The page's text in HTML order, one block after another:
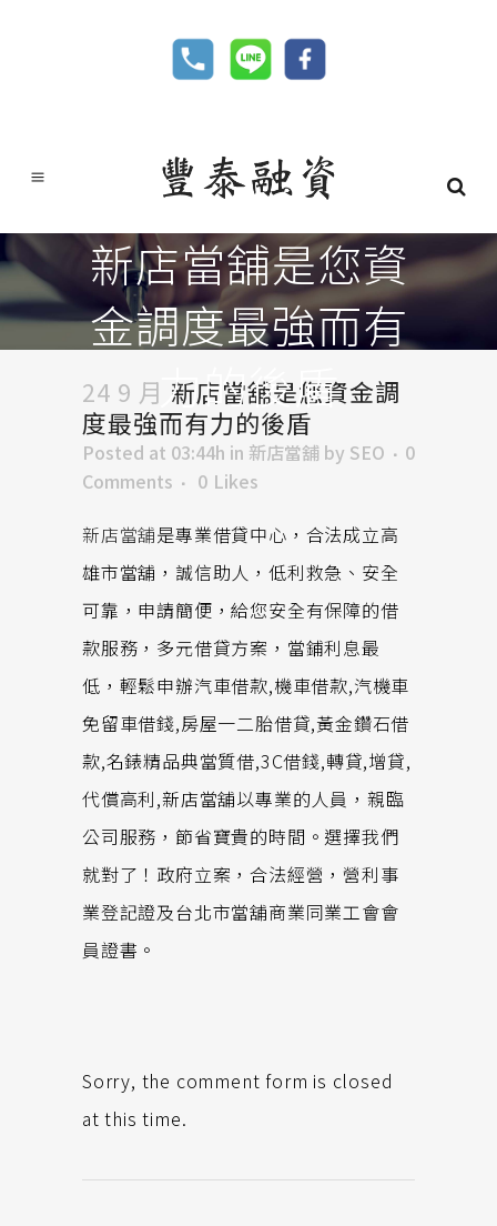
新店當舖是您資
金調度最強而有
力的後盾
24 9 月 新店當舖是您資金調
度最強而有力的後盾
Posted at 03:44h in 新店當舖 by SEO
0
Comments
0 Likes
新店當舖是專業借貸中心，合法成立高
雄市當舖，誠信助人，低利救急、安全
可靠，申請簡便，給您安全有保障的借
款服務，多元借貸方案，當鋪利息最
低，輕鬆申辦汽車借款,機車借款,汽機車
免留車借錢,房屋一二胎借貸,黃金鑽石借
款,名錶精品典當質借,3C借錢,轉貸,增貸,
代償高利,新店當舖以專業的人員，親臨
公司服務，節省寶貴的時間。選擇我們
就對了！政府立案，合法經營，營利事
業登記證及台北市當舖商業同業工會會
員證書。
Sorry, the comment form is closed
at this time.